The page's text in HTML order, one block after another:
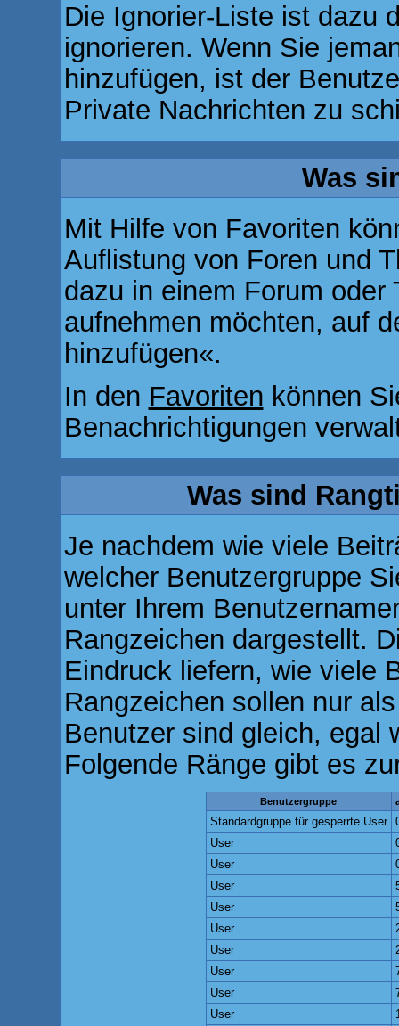
Die Ignorier-Liste ist dazu
ignorieren. Wenn Sie
hinzufügen, ist der
Private Nachrichten zu
Was
Mit Hilfe von Favoriten
Auflistung von Foren und
dazu in einem Forum
aufnehmen möchten, auf
hinzufügen«.
In den Favoriten können
Benachrichtigungen
Was sind
Je nachdem wie viele
welcher Benutzergruppe
unter Ihrem
Rangzeichen dargestellt.
Eindruck liefern, wie viele
Rangzeichen sollen nur
Benutzer sind gleich, egal
Folgende Ränge gibt es
Benutzergruppe
Standardgruppe für gesperrte User
User
User
User
User
User
User
User
User
User